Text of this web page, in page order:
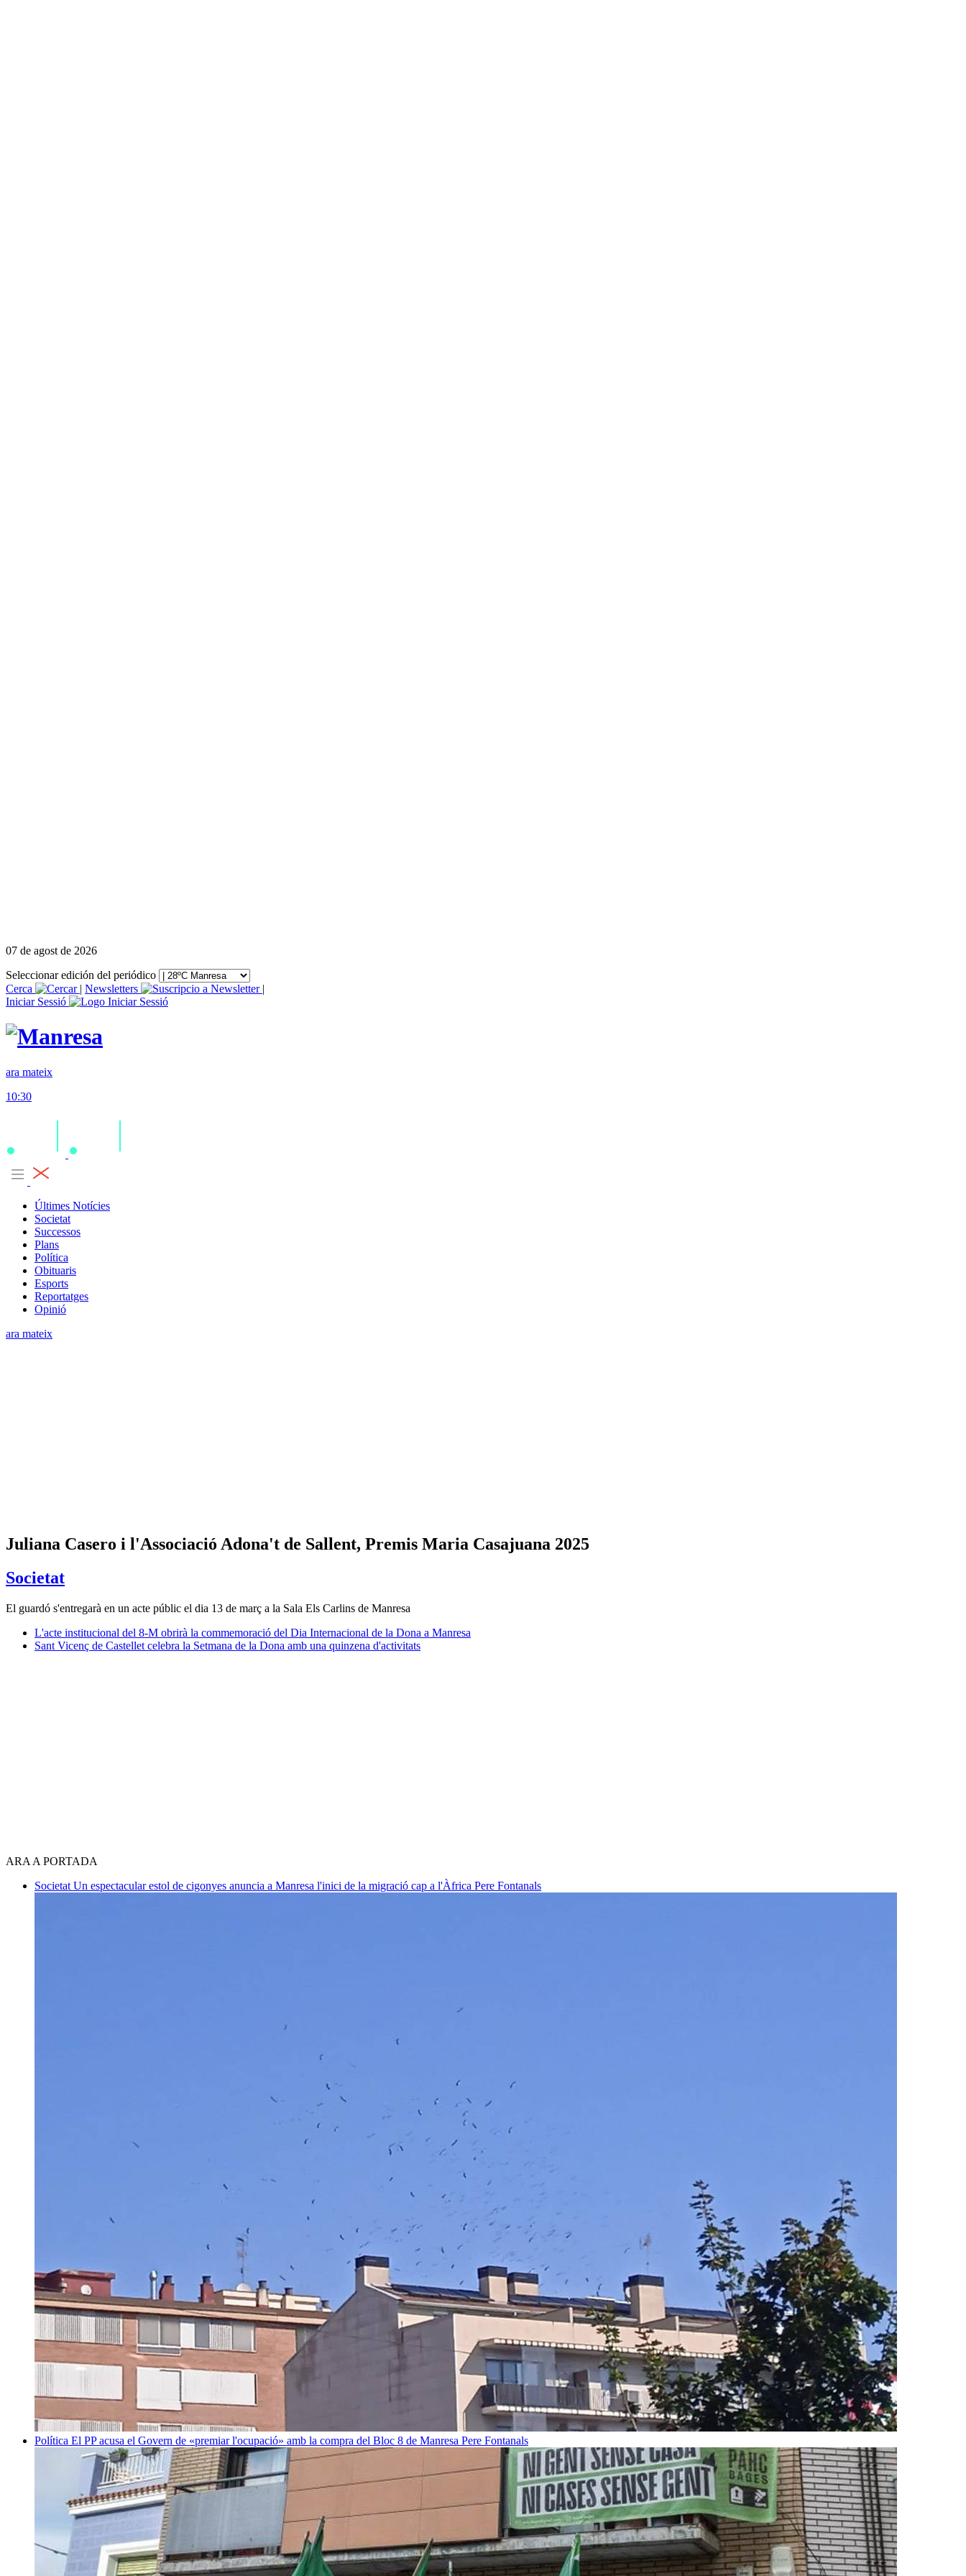
07 de agost de 2026
Seleccionar edición del periódico
Cerca
| Newsletters
|
Iniciar Sessió
ara mateix
10:30
Últimes Notícies
Societat
Successos
Plans
Política
Obituaris
Esports
Reportatges
Opinió
ara mateix
Juliana Casero i l'Associació Adona't de Sallent, Premis Maria Casajuana 2025
Societat
El guardó s'entregarà en un acte públic el dia 13 de març a la Sala Els Carlins de Manresa
L'acte institucional del 8-M obrirà la commemoració del Dia Internacional de la Dona a Manresa
Sant Vicenç de Castellet celebra la Setmana de la Dona amb una quinzena d'activitats
ARA A PORTADA
Societat Un espectacular estol de cigonyes anuncia a Manresa l'inici de la migració cap a l'Àfrica Pere Fontanals
Política El PP acusa el Govern de «premiar l'ocupació» amb la compra del Bloc 8 de Manresa Pere Fontanals